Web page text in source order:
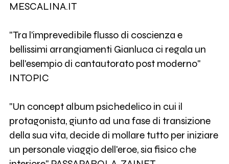
MESCALINA.IT
"Tra l'imprevedibile flusso di coscienza e
bellissimi arrangiamenti Gianluca ci regala un
bell'esempio di cantautorato post moderno"
INTOPIC
"Un concept album psichedelico in cui il
protagonista, giunto ad una fase di transizione
della sua vita, decide di mollare tutto per iniziare
un personale viaggio dell'eroe, sia fisico che